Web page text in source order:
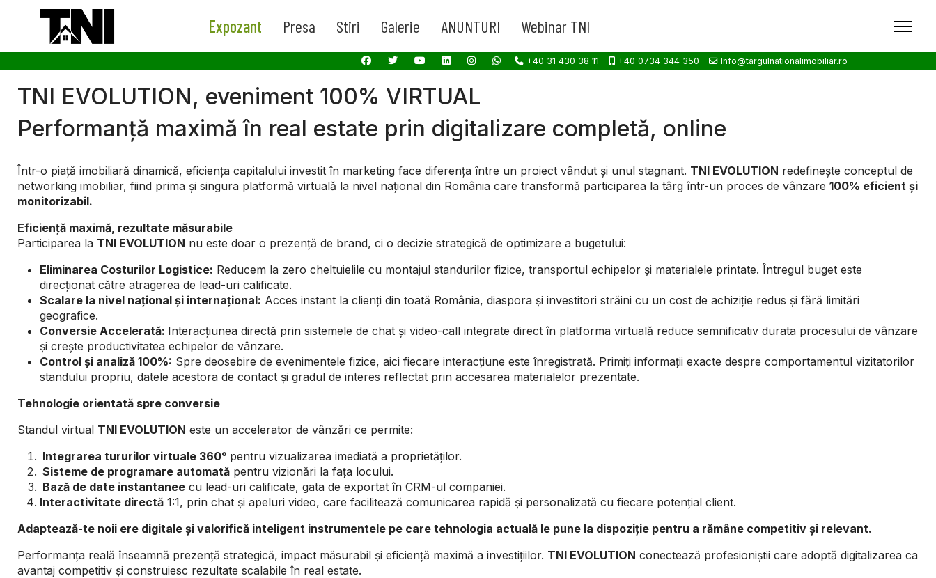
Expozant Presa Stiri Galerie ANUNTURI Webinar TNI
+40 31 430 38 11 +40 0734 344 350 Info@targulnationalimobiliar.ro
TNI EVOLUTION, eveniment 100% VIRTUAL
Performanță maximă în real estate prin digitalizare completă, online
Într-o piață imobiliară dinamică, eficiența capitalului investit în marketing face diferența între un proiect vândut și unul stagnant. TNI EVOLUTION redefinește conceptul de
networking imobiliar, fiind prima și singura platformă virtuală la nivel național din România care transformă participarea la târg într-un proces de vânzare 100% eficient și
monitorizabil.
Eficiență maximă, rezultate măsurabile
Participarea la TNI EVOLUTION nu este doar o prezență de brand, ci o decizie strategică de optimizare a bugetului:
Eliminarea Costurilor Logistice: Reducem la zero cheltuielile cu montajul standurilor fizice, transportul echipelor și materialele printate. Întregul buget este
direcționat către atragerea de lead-uri calificate.
Scalare la nivel național și internațional: Acces instant la clienți din toată România, diaspora și investitori străini cu un cost de achiziție redus și fără limitări
geografice.
Conversie Accelerată: Interacțiunea directă prin sistemele de chat și video-call integrate direct în platforma virtuală reduce semnificativ durata procesului de vânzare
și crește productivitatea echipelor de vânzare.
Control și analiză 100%: Spre deosebire de evenimentele fizice, aici fiecare interacțiune este înregistrată. Primiți informații exacte despre comportamentul vizitatorilor
standului propriu, datele acestora de contact și gradul de interes reflectat prin accesarea materialelor prezentate.
Tehnologie orientată spre conversie
Standul virtual TNI EVOLUTION este un accelerator de vânzări ce permite:
Integrarea tururilor virtuale 360° pentru vizualizarea imediată a proprietăților.
Sisteme de programare automată pentru vizionări la fața locului.
Bază de date instantanee cu lead-uri calificate, gata de exportat în CRM-ul companiei.
Interactivitate directă 1:1, prin chat și apeluri video, care facilitează comunicarea rapidă și personalizată cu fiecare potențial client.
Adaptează-te noii ere digitale și valorifică inteligent instrumentele pe care tehnologia actuală le pune la dispoziție pentru a rămâne competitiv și relevant.
Performanța reală înseamnă prezență strategică, impact măsurabil și eficiență maximă a investițiilor. TNI EVOLUTION conectează profesioniștii care adoptă digitalizarea ca
avantaj competitiv și construiesc rezultate scalabile în real estate.